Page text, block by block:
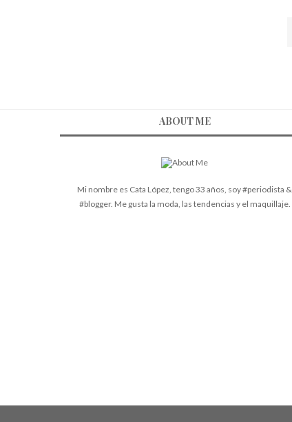
ABOUT ME
Mi nombre es Cata López, tengo 33 años, soy #periodista &
#blogger. Me gusta la moda, las tendencias y el maquillaje.